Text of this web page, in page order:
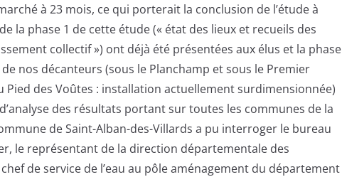
à 23 mois, ce qui porterait la conclusion de l’étude à
la phase 1 de cette étude (« état des lieux et recueils des
collectif ») ont déjà été présentées aux élus et la phase
nos décanteurs (sous le Planchamp et sous le Premier
Pied des Voûtes : installation actuellement surdimensionnée)
des résultats portant sur toutes les communes de la
de Saint-Alban-des-Villards a pu interroger le bureau
le représentant de la direction départementale des
de service de l’eau au pôle aménagement du département